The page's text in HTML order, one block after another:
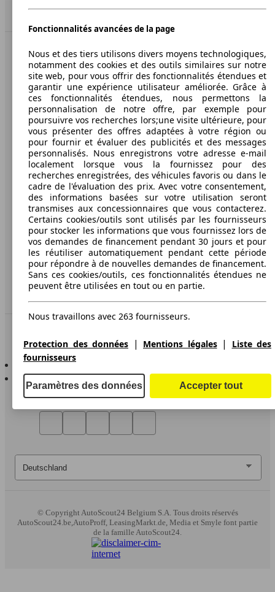
AutoScout24: la plus grande plateforme en ligne de
voitures en Europe.
AutoScout24
A propos d'AutoScout24
Presse
Conditions d'utilisation
Informations légales
Protection des données
Media
Déclaration d'accessibilité
Service
AutoScout24 pour iOS
AutoScout24 pour Android
© CopyrightAutoScout24 Belgium S.A. Tous droits réservés
AutoScout24.be,AutoProff, LeasingMarkt.de, Media et Smyle font partie
de la famille AutoScout24.
Fonctionnalités avancées de la page
Nous et des tiers utilisons divers moyens technologiques,
notamment des cookies et des outils similaires sur notre
site web, pour vous offrir des fonctionnalités étendues et
garantir une expérience utilisateur améliorée. Grâce à
ces fonctionnalités étendues, nous permettons la
personnalisation de notre offre, par exemple pour
poursuivre vos recherches lors;une visite ultérieure, pour
vous présenter des offres adaptées à votre région ou
pour fournir et évaluer des publicités et des messages
personnalisés. Nous enregistrons votre adresse e-mail
localement lorsque vous la fournissez pour des
recherches enregistrées, des véhicules favoris ou dans le
cadre de l'évaluation des prix. Avec votre consentement,
des informations basées sur votre utilisation seront
transmises aux concessionnaires que vous contacterez.
Certains cookies/outils sont utilisés par les fournisseurs
pour stocker les informations que vous fournissez lors de
vos demandes de financement pendant 30 jours et pour
les réutiliser automatiquement pendant cette période
pour répondre à de nouvelles demandes de financement.
Sans ces cookies/outils, ces fonctionnalités étendues ne
peuvent être utilisées en tout ou en partie.
Nous travaillons avec 263 fournisseurs.
Protection des données | Mentions légales|
Liste des
fournisseurs
Paramètres des données Accepter tout